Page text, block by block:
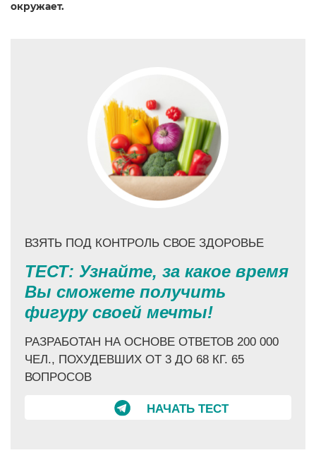
окружает.
ВЗЯТЬ ПОД КОНТРОЛЬ СВОЕ ЗДОРОВЬЕ
ТЕСТ: Узнайте, за какое время
Вы сможете получить
фигуру своей мечты!
РАЗРАБОТАН НА ОСНОВЕ ОТВЕТОВ 200 000
ЧЕЛ., ПОХУДЕВШИХ ОТ 3 ДО 68 КГ. 65
ВОПРОСОВ
НАЧАТЬ ТЕСТ